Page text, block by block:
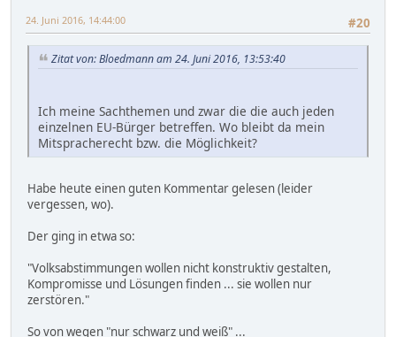
#20
24. Juni 2016, 14:44:00
Zitat von: Bloedmann am 24. Juni 2016, 13:53:40
Ich meine Sachthemen und zwar die die auch jeden
einzelnen EU-Bürger betreffen. Wo bleibt da mein
Mitspracherecht bzw. die Möglichkeit?
Habe heute einen guten Kommentar gelesen (leider
vergessen, wo).
Der ging in etwa so:
"Volksabstimmungen wollen nicht konstruktiv gestalten,
Kompromisse und Lösungen finden ... sie wollen nur
zerstören."
So von wegen "nur schwarz und weiß" ...